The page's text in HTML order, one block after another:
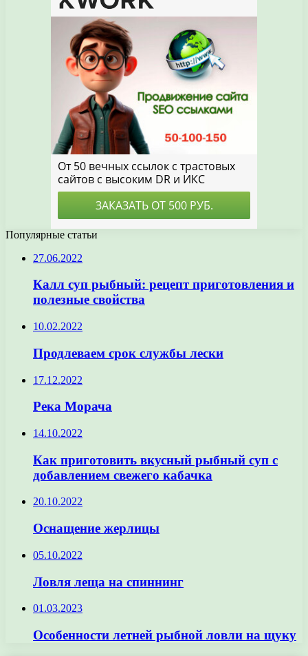
Популярные статьи
27.06.2022
Калл суп рыбный: рецепт приготовления и
полезные свойства
10.02.2022
Продлеваем срок службы лески
17.12.2022
Река Морача
14.10.2022
Как приготовить вкусный рыбный суп с
добавлением свежего кабачка
20.10.2022
Оснащение жерлицы
05.10.2022
Ловля леща на спиннинг
01.03.2023
Особенности летней рыбной ловли на щуку